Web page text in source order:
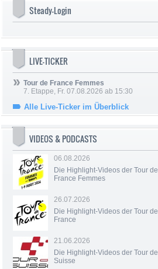
Steady-Login
LIVE-TICKER
Tour de France Femmes
7. Etappe, Fr. 07.08.2026 ab 15:30
Alle Live-Ticker im Überblick
VIDEOS & PODCASTS
06.08.2026
Die Highlight-Videos der Tour de
France Femmes
26.07.2026
Die Highlight-Videos der Tour de
France
21.06.2026
Die Highlight-Videos der Tour de
Suisse